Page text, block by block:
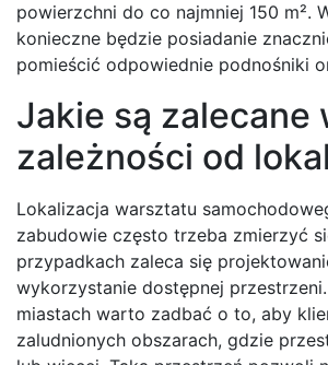
powierzchni do co najmniej 150 m².
konieczne będzie posiadanie
pomieścić odpowiednie podnośniki
Jakie są
zależności od
Lokalizacja warsztatu
zabudowie często trzeba zmierzyć
przypadkach zaleca się
wykorzystanie dostępnej
miastach warto zadbać o to, aby
zaludnionych obszarach, gdzie